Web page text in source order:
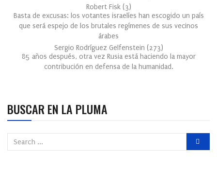
Robert Fisk (3)
Basta de excusas: los votantes israelíes han escogido un país
que será espejo de los brutales regímenes de sus vecinos
árabes
Sergio Rodríguez Gelfenstein (273)
85 años después, otra vez Rusia está haciendo la mayor
contribución en defensa de la humanidad.
BUSCAR EN LA PLUMA